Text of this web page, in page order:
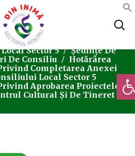
Sector 5
Ședințe De
De Consiliu
Hotărârea
Privind Completarea Anexei
Local Sector 5
Aprobarea Proiectelor
Cultural Și De Tineret